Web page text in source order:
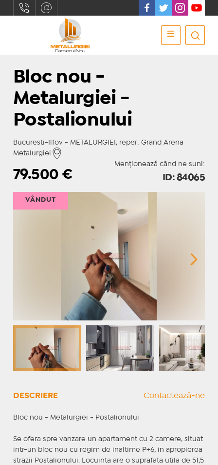
Bloc nou -
Metalurgiei -
Postalionului
Bucuresti-Ilfov - METALURGIEI, reper: Grand Arena
Metalurgiei
Menționează când ne suni:
79.500€ ID: 84065
VÂNDUT
DESCRIERE Contactează-ne
Bloc nou - Metalurgiei - Postalionului
Se ofera spre vanzare un apartament cu 2 camere, situat
intr-un bloc nou cu regim de inaltime P+6, in apropierea
strazii Postalionului. Locuinta are o suprafata utila de 51,5